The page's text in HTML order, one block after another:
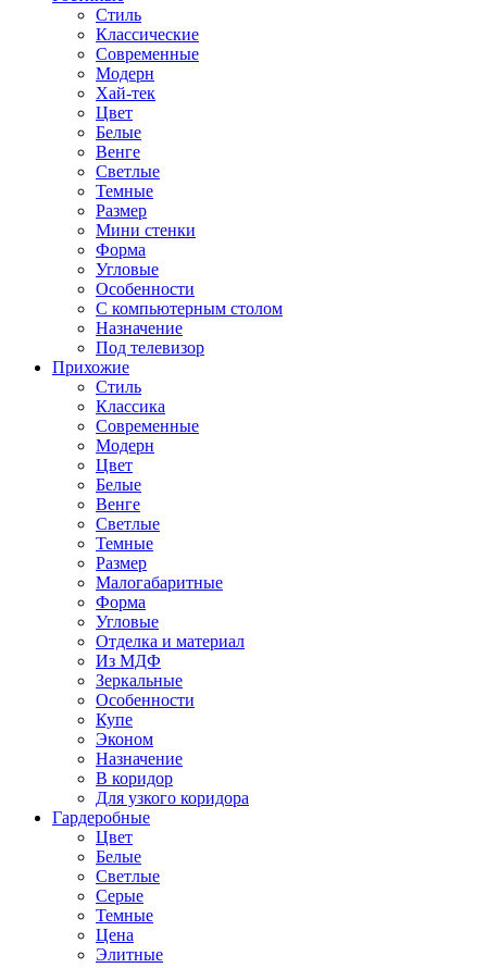
Стиль
Классические
Современные
Модерн
Хай-тек
Цвет
Белые
Венге
Светлые
Темные
Размер
Мини стенки
Форма
Угловые
Особенности
С компьютерным столом
Назначение
Под телевизор
Прихожие
Стиль
Классика
Современные
Модерн
Цвет
Белые
Венге
Светлые
Темные
Размер
Малогабаритные
Форма
Угловые
Отделка и материал
Из МДФ
Зеркальные
Особенности
Купе
Эконом
Назначение
В коридор
Для узкого коридора
Гардеробные
Цвет
Белые
Светлые
Серые
Темные
Цена
Элитные